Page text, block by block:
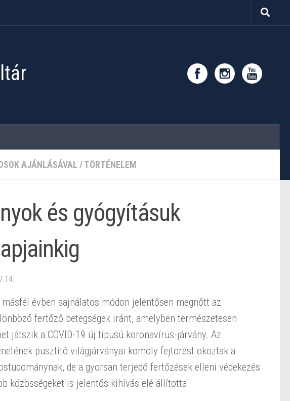
AJÁNLÁSÁVAL /TÖRTÉNELEM
és gyógyításuk
évben sajnálatos módon jelentősen megnőtt az
fertőző betegségek iránt, amelyben természetesen
játszik a COVID-19 új típusú koronavírus-járvány. Az
pusztító világjárványai komoly fejtörést okoztak a
de a gyorsan terjedő fertőzések elleni védekezés
közösségeket is jelentős kihívás elé állította.